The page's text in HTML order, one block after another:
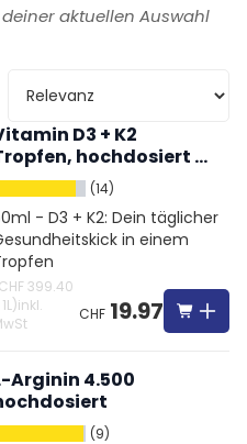
deiner aktuellen Auswahl
D3 + K2
hochdosiert &
(14)
- D3 + K2: Dein täglicher
in einem
CHF 399.40
1L)inkl.
CHF19.97
Arginin 4.500
(9)